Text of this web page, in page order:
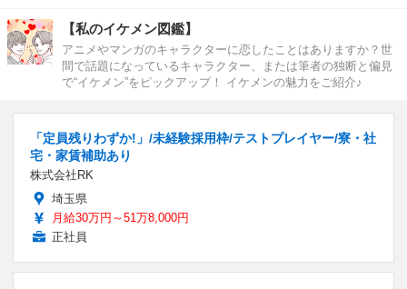
【私のイケメン図鑑】
アニメやマンガのキャラクターに恋したことはありますか？世
間で話題になっているキャラクター、または筆者の独断と偏見
で“イケメン”をピックアップ！ イケメンの魅力をご紹介♪
「定員残りわずか!」/未経験採用枠/テストプレイヤー/寮・社
宅・家賃補助あり
株式会社RK
埼玉県
月給30万円～51万8,000円
正社員